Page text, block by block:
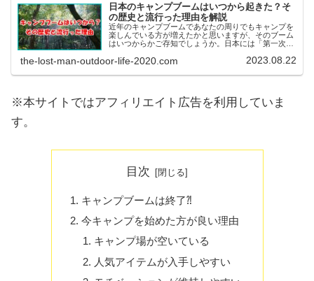
日本のキャンプブームはいつから起きた？そ
の歴史と流行った理由を解説
近年のキャンプブームであなたの周りでもキャンプを
楽しんでいる方が増えたかと思いますが、そのブーム
はいつからかご存知でしょうか。日本には「第一次キ
つのブームがキャンプ業界を大いに盛り上げるきっ
the-lost-man-outdoor-life-2020.com 2023.08.22
※本サイトではアフィリエイト広告を利用していま
す。
目次
キャンプブームは終了⁈
今キャンプを始めた方が良い理由
キャンプ場が空いている
人気アイテムが入手しやすい